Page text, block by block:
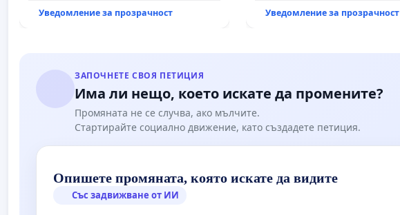
републиканския път между пътен
Уведомление за прозрачност
Уведомление за прозрачност
ЗАПОЧНЕТЕ СВОЯ ПЕТИЦИЯ
Има ли нещо, което искате да промените?
Промяната не се случва, ако мълчите.
Стартирайте социално движение, като създадете петиция.
Опишете промяната, която искате да видите
Със задвижване от ИИ